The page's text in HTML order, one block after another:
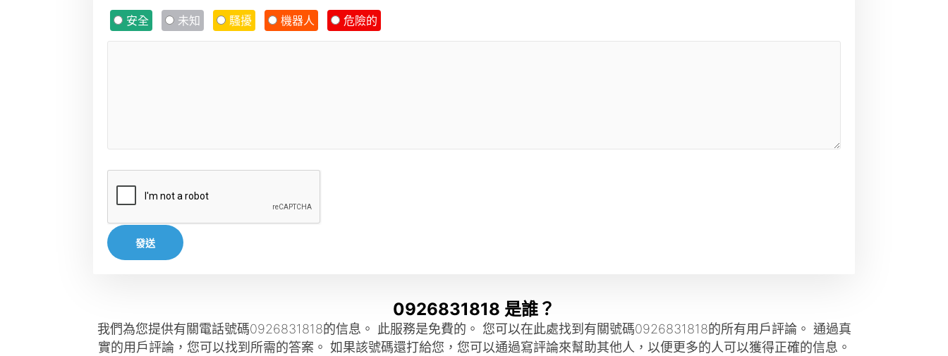
安全 未知 騷擾 機器人 危險的
發送
0926831818 是誰？
我們為您提供有關電話號碼0926831818的信息。 此服務是免費的。 您可以在此處找到有關號碼0926831818的所有用戶評論。 通過真
實的用戶評論，您可以找到所需的答案。 如果該號碼還打給您，您可以通過寫評論來幫助其他人，以便更多的人可以獲得正確的信息。